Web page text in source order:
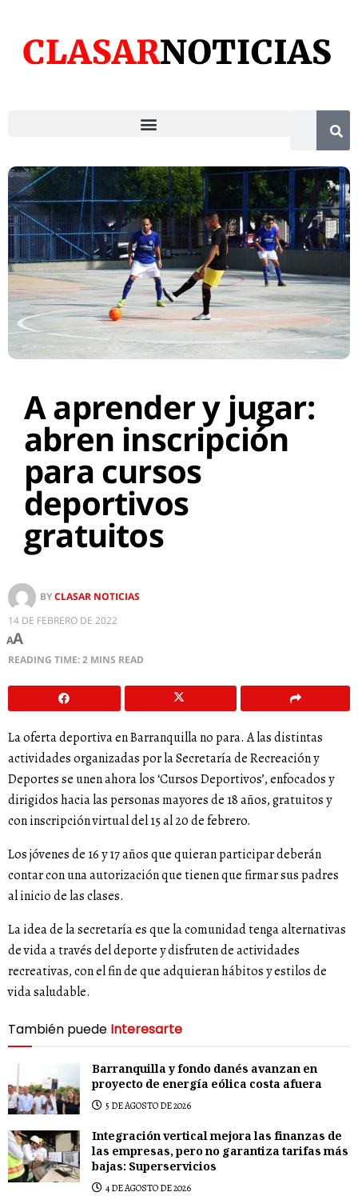
A aprender y jugar:
abren inscripción
para cursos
deportivos
gratuitos
BYCLASAR NOTICIAS
14 DE FEBRERO DE 2022
AA
READING TIME: 2 MINS READ
La oferta deportiva en Barranquilla no para. A las distintas
actividades organizadas por la Secretaría de Recreación y
Deportes se unen ahora los ‘Cursos Deportivos’, enfocados y
dirigidos hacia las personas mayores de 18 años, gratuitos y
con inscripción virtual del 15 al 20 de febrero.
Los jóvenes de 16 y 17 años que quieran participar deberán
contar con una autorización que tienen que firmar sus padres
al inicio de las clases.
La idea de la secretaría es que la comunidad tenga alternativas
de vida a través del deporte y disfruten de actividades
recreativas, con el fin de que adquieran hábitos y estilos de
vida saludable.
También puede Interesarte
Barranquilla y fondo danés avanzan en
proyecto de energía eólica costa afuera
5 DE AGOSTO DE 2026
Integración vertical mejora las finanzas de
las empresas, pero no garantiza tarifas más
bajas: Superservicios
4 DE AGOSTO DE 2026